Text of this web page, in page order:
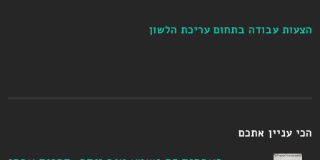
הצעות עבודה בתחום עריכת הלשון
הכי עניין אתכם